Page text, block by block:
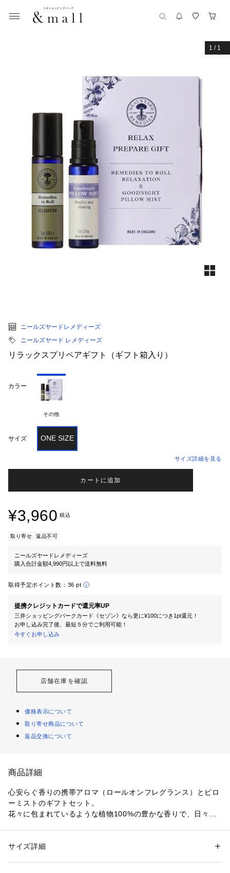
1 / 1
ニールズヤードレメディーズ
ニールズヤード レメディーズ
リラックスプリペアギフト（ギフト箱入り）
カラー
その他
サイズ ONE SIZE
サイズ詳細を見る
カートに追加
¥3,960 税込
取り寄せ 返品不可
ニールズヤードレメディーズ
購入合計金額4,990円以上で送料無料
取得予定ポイント数： 36 pt
提携クレジットカードで還元率UP
三井ショッピングパークカード《セゾン》なら更に¥100につき1pt還元！
お申し込み完了後、最短５分でご利用可能！
今すぐお申し込み
店舗在庫を確認
価格表示について
取り寄せ商品について
返品交換について
商品詳細
心安らぐ香りの携帯アロマ（ロールオンフレグランス）とピロ
ーミストのギフトセット。
花々に包まれているような植物100%の豊かな香りで、日々の
に。 性別：レディース
サイズ詳細